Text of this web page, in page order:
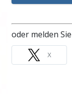
oder melden
X